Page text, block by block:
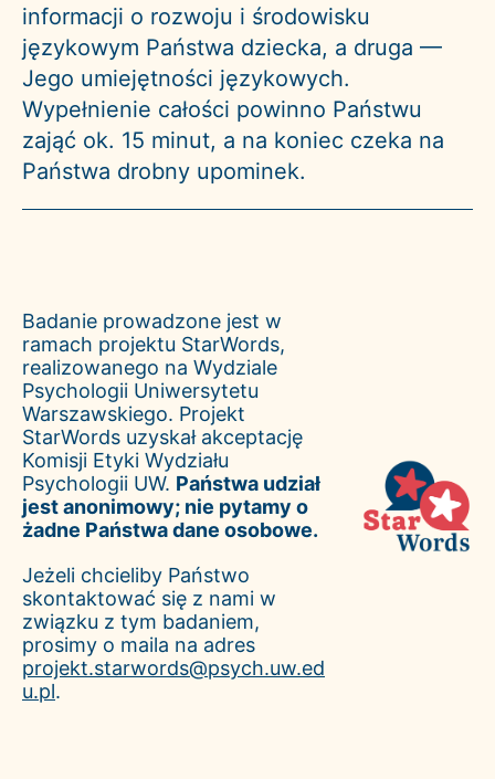
informacji o rozwoju i środowisku
językowym Państwa dziecka, a druga —
Jego umiejętności językowych.
Wypełnienie całości powinno Państwu
zająć ok. 15 minut, a na koniec czeka na
Państwa drobny upominek.
Badanie prowadzone jest w
ramach projektu StarWords,
realizowanego na Wydziale
Psychologii Uniwersytetu
Warszawskiego. Projekt
StarWords uzyskał akceptację
Komisji Etyki Wydziału
Psychologii UW. Państwa udział
jest anonimowy; nie pytamy o
żadne Państwa dane osobowe.
Jeżeli chcieliby Państwo
skontaktować się z nami w
związku z tym badaniem,
prosimy o maila na adres
projekt.starwords@psych.uw.ed
u.pl.